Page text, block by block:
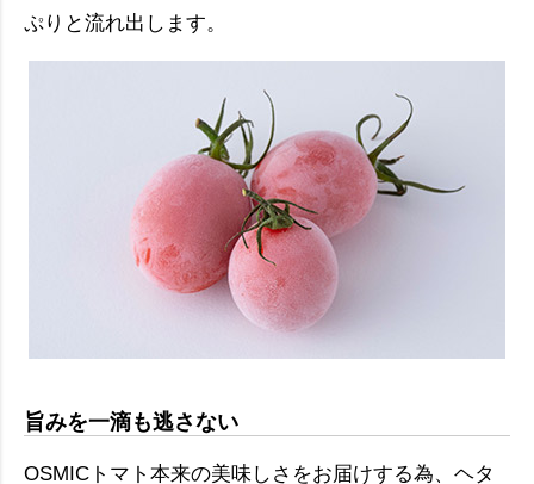
ぷりと流れ出します。
旨みを一滴も逃さない
OSMICトマト本来の美味しさをお届けする為、ヘタ